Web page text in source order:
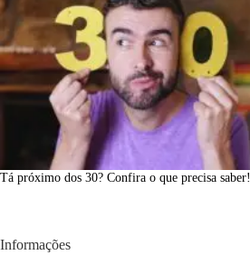
Tá próximo dos 30? Confira o que precisa saber!
Informações